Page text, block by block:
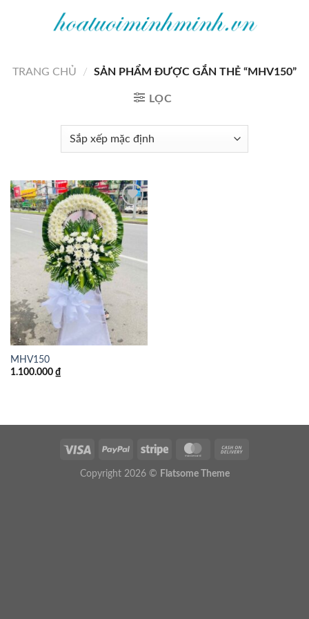
TRANG CHỦ
/ SẢN PHẨM ĐƯỢC GẮN THẺ “MHV150”
LỌC
Add to
wishlist
MHV150
1.100.000 ₫
Copyright 2026 © Flatsome Theme